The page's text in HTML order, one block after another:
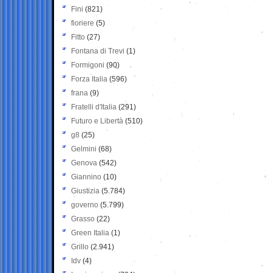
Fini (821)
fioriere (5)
Fitto (27)
Fontana di Trevi (1)
Formigoni (90)
Forza Italia (596)
frana (9)
Fratelli d'Italia (291)
Futuro e Libertà (510)
g8 (25)
Gelmini (68)
Genova (542)
Giannino (10)
Giustizia (5.784)
governo (5.799)
Grasso (22)
Green Italia (1)
Grillo (2.941)
Idv (4)